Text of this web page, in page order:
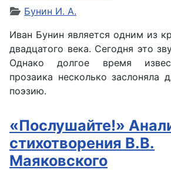
Бунин И. А.
Иван Бунин является одним из
двадцатого века. Сегодня это
Однако долгое время
прозаика несколько заслоняла
поэзию.
«Послушайте!»
стихотворения В.В.
Маяковского